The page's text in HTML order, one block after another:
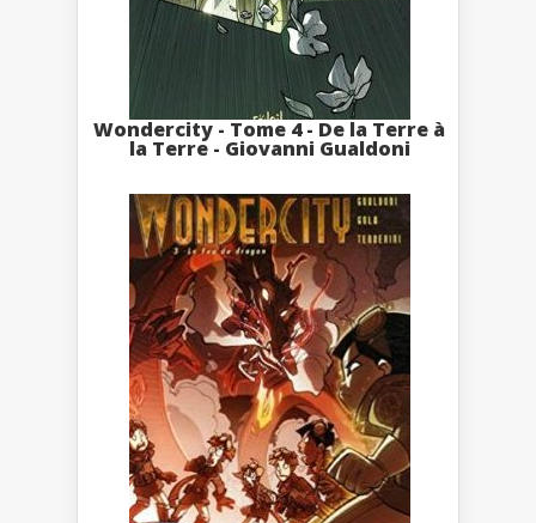
Wondercity - Tome 4 - De la Terre à
la Terre - Giovanni Gualdoni